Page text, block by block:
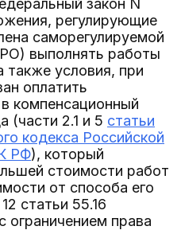
закон N
регулирующие
саморегулируемой
выполнять работы
также условия, при
оплатить
компенсационный
(части 2.1 и 5 статьи
кодекса Российской
РФ), который
стоимости работ
от способа его
статьи 55.16
ограничением права